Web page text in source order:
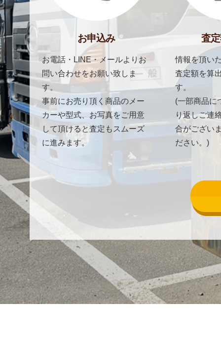
お申込み
お電話・LINE・メールよりお
問い合わせをお願い致しま
す。
事前にお売り頂く商品のメー
カーや型式、お写真をご用意
して頂けると査定もスムーズ
に進みます。
査
情報を頂い
査定額を算
す。
(一部商品に
り返しご連
合がござい
ださい。)